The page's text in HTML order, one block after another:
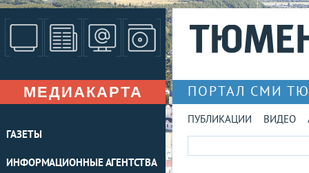
МЕДИАКАРТА
ГАЗЕТЫ
ИНФОРМАЦИОННЫЕ АГЕНТСТВА
ПОРТАЛ СМИ
ПУБЛИКАЦИИ ВИДЕО